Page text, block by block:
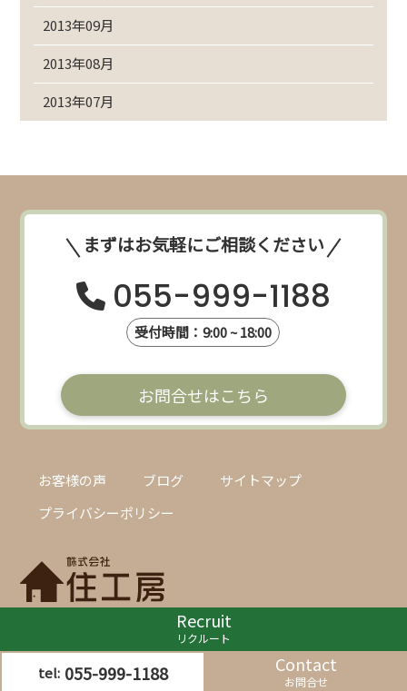
Recruit
リクルート
tel: 055-999-1188 Contact
お問合せ
2013年09月
2013年08月
2013年07月
まずはお気軽にご相談ください
055-999-1188
受付時間：9:00 ~ 18:00
お問合せはこちら
静岡県三島市幸原町1-1-10 銀杏館
お客様の声 ブログ
サイトマップ
プライバシーポリシー